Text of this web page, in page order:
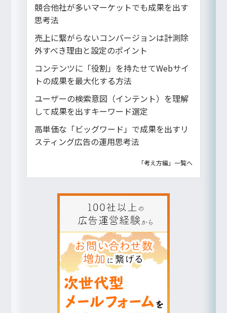
競合他社が多いマーケットでも成果を出す
思考法
売上に繋がらないコンバージョンは計測除
外すべき理由と設定のポイント
コンテンツに「役割」を持たせてWebサイ
トの成果を最大化する方法
ユーザーの検索意図（インテント）を理解
して成果を出すキーワード選定
高単価な「ビッグワード」で成果を出すリ
スティング広告の運用思考法
「考え方編」一覧へ